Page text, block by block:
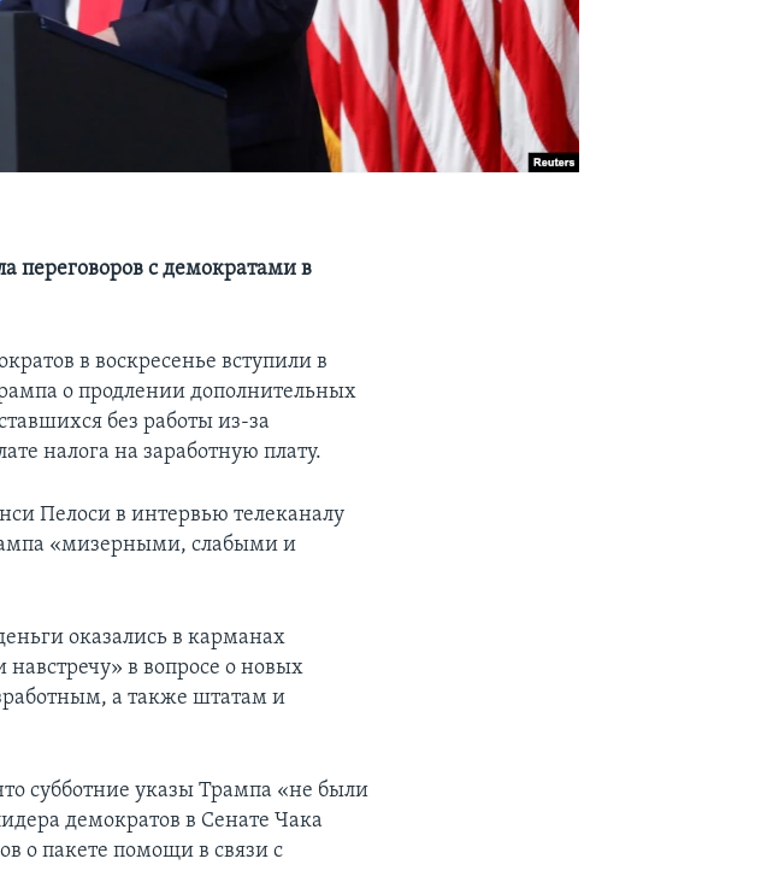
переговоров с демократами в
в воскресенье вступили в
о продлении дополнительных
без работы из-за
налога на заработную плату.
Пелоси в интервью телеканалу
«мизерными, слабыми и
оказались в карманах
в вопросе о новых
а также штатам и
субботние указы Трампа «не были
демократов в Сенате Чака
о пакете помощи в связи с